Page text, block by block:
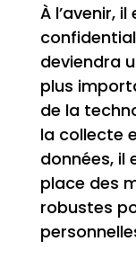
À l’avenir,
deviendra
plus
de la
la collecte
données, il
place des
robustes